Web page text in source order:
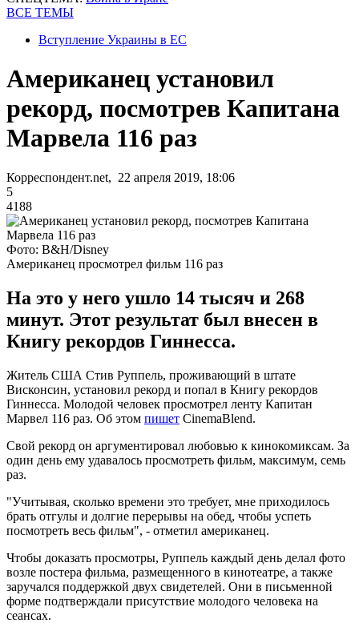
ВСЕ ТЕМЫ
Вступление Украины в ЕС
Американец установил
рекорд, посмотрев Капитана
Марвела 116 раз
Корреспондент.net, 22 апреля 2019, 18:06
5
4188
Фото: B&H/Disney
Американец просмотрел фильм 116 раз
На это у него ушло 14 тысяч и 268
минут. Этот результат был внесен в
Книгу рекордов Гиннесса.
Житель США Стив Руппель, проживающий в штате
Висконсин, установил рекорд и попал в Книгу рекордов
Гиннесса. Молодой человек просмотрел ленту Капитан
Марвел 116 раз. Об этом пишет CinemaBlend.
Свой рекорд он аргументировал любовью к кинокомиксам. За
один день ему удавалось просмотреть фильм, максимум, семь
раз.
"Учитывая, сколько времени это требует, мне приходилось
брать отгулы и долгие перерывы на обед, чтобы успеть
посмотреть весь фильм", - отметил американец.
Чтобы доказать просмотры, Руппель каждый день делал фото
возле постера фильма, размещенного в кинотеатре, а также
заручался поддержкой двух свидетелей. Они в письменной
форме подтверждали присутствие молодого человека на
сеансах.